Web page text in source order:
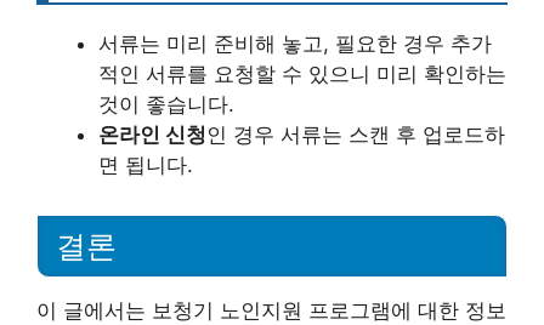
서류는 미리 준비해 놓고, 필요한 경우 추가
적인 서류를 요청할 수 있으니 미리 확인하는
것이 좋습니다.
온라인 신청 인 경우 서류는 스캔 후 업로드하
면 됩니다.
결론
이 글에서는 보청기 노인지원 프로그램에 대한 정보